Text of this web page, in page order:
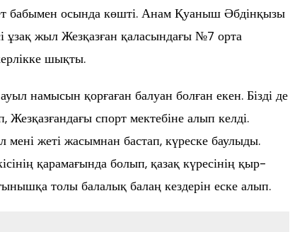
бабымен осында көшті. Анам Қуаныш Әбдінқызы
жыл Жезқазған қаласындағы №7 орта
шықты.
намысын қорғаған балуан болған екен. Бізді де
спорт мектебіне алып келді.
мені жеті жасымнан бастап, күреске баулыды.
қарамағында болып, қазақ күресінің қыр-
толы балалық балаң кездерін еске алып.